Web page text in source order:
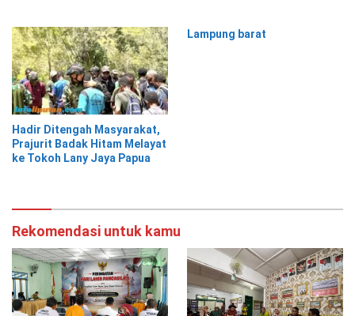
Hadir Ditengah Masyarakat,
Prajurit Badak Hitam Melayat
ke Tokoh Lany Jaya Papua
Lampung barat
Rekomendasi untuk kamu